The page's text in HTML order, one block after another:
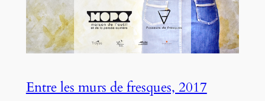
Entre les murs de fresques, 2017